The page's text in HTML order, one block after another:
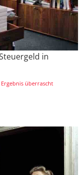
in
überrascht